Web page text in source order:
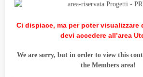
Ci dispiace, ma per poter
devi accedere all’area
We are sorry, but in order to view this
the Members area!